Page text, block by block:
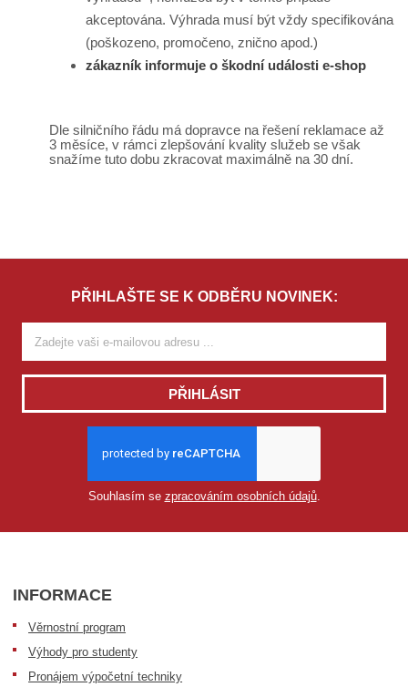
akceptována. Výhrada musí být vždy specifikována
(poškozeno, promočeno, znično apod.)
zákazník informuje o škodní události e-shop
Dle silničního řádu má dopravce na řešení reklamace až
3 měsíce, v rámci zlepšování kvality služeb se však
snažíme tuto dobu zkracovat maximálně na 30 dní.
PŘIHLAŠTE SE K ODBĚRU NOVINEK:
PŘIHLÁSIT
Souhlasím se zpracováním osobních údajů.
INFORMACE
Věrnostní program
Výhody pro studenty
Pronájem výpočetní techniky